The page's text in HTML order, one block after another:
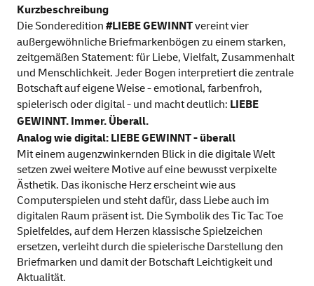
Kurzbeschreibung
Die Sonderedition #LIEBE GEWINNTvereint vier
außergewöhnliche Briefmarkenbögen zu einem starken,
zeitgemäßen Statement: für Liebe, Vielfalt, Zusammenhalt
und Menschlichkeit. Jeder Bogen interpretiert die zentrale
Botschaft auf eigene Weise - emotional, farbenfroh,
spielerisch oder digital - und macht deutlich: LIEBE
GEWINNT. Immer. Überall.
Analog wie digital: LIEBE GEWINNT - überall
Mit einem augenzwinkernden Blick in die digitale Welt
setzen zwei weitere Motive auf eine bewusst verpixelte
Ästhetik. Das ikonische Herz erscheint wie aus
Computerspielen und steht dafür, dass Liebe auch im
digitalen Raum präsent ist. Die Symbolik des Tic Tac Toe
Spielfeldes, auf dem Herzen klassische Spielzeichen
ersetzen, verleiht durch die spielerische Darstellung den
Briefmarken und damit der Botschaft Leichtigkeit und
Aktualität.